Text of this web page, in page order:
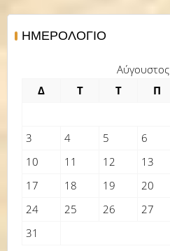
ΗΜΕΡΟΛΌΓΙΟ
Δ
Τ Τ Π
3
4 5 6
10
11 12 13
17
18 19 20
24
25 26 27
31